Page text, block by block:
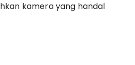
kamera yang handal